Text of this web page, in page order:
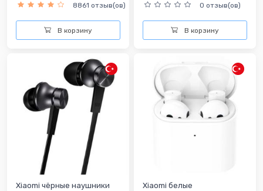
8861 отзыв(ов)
В корзину
0 отзыв(ов)
В корзину
Xiaomi чёрные наушники
Xiaomi белые